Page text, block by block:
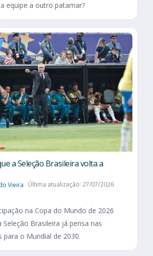
equipe a outro patamar?
a Seleção Brasileira volta a
Vieira Última atualização: 27/07/2026
na Copa do Mundo de 2026
Seleção Brasileira já pensa nas
para o Mundial de 2030.